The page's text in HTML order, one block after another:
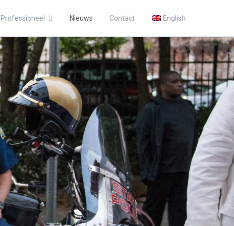
Professioneel Nieuws Contact English